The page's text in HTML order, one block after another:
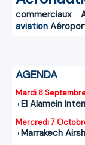
commerciaux
aviation
AGENDA
Mardi 8
El Alamein
Mercredi 7
Marrakech